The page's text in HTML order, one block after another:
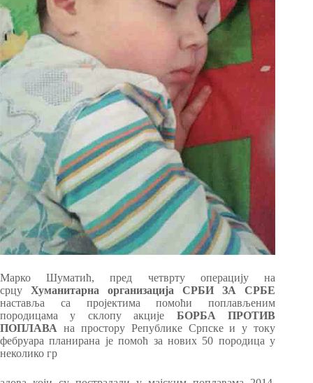
Марко Шуматић, пред четврту операцију на
срцуХуманитарна организација СРБИ ЗА СРБЕ
наставља са пројектима помоћи поплављеним
породицама у склопу акције БОРБА ПРОТИВ
ПОПЛАВА на простору Републике Српске и у току
фебруара планирана је помоћ за нових 50 породица у
неколико гр